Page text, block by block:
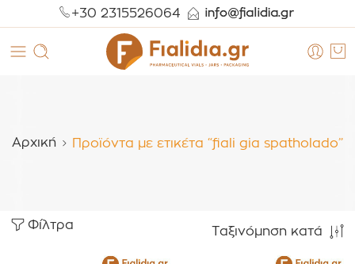
+30 2315526064
Αρχική Προϊόντα με ετικέτα “fiali gia spatholado”
Φίλτρα Ταξινόμηση κατά